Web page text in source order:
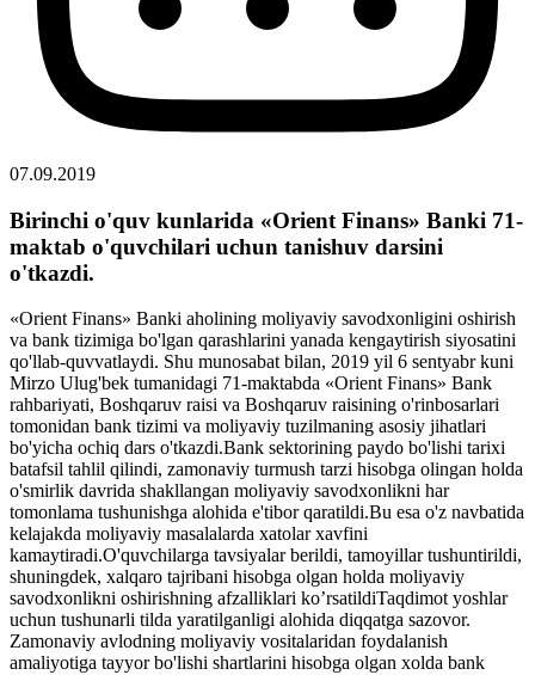
07.09.2019
Birinchi o'quv kunlarida «Orient Finans» Banki 71-
maktab o'quvchilari uchun tanishuv darsini
o'tkazdi.
«Orient Finans» Banki aholining moliyaviy savodxonligini oshirish
va bank tizimiga bo'lgan qarashlarini yanada kengaytirish siyosatini
qo'llab-quvvatlaydi. Shu munosabat bilan, 2019 yil 6 sentyabr kuni
Mirzo Ulug'bek tumanidagi 71-maktabda «Orient Finans» Bank
rahbariyati, Boshqaruv raisi va Boshqaruv raisining o'rinbosarlari
tomonidan bank tizimi va moliyaviy tuzilmaning asosiy jihatlari
bo'yicha ochiq dars o'tkazdi.Bank sektorining paydo bo'lishi tarixi
batafsil tahlil qilindi, zamonaviy turmush tarzi hisobga olingan holda
o'smirlik davrida shakllangan moliyaviy savodxonlikni har
tomonlama tushunishga alohida e'tibor qaratildi.Bu esa o'z navbatida
kelajakda moliyaviy masalalarda xatolar xavfini
kamaytiradi.O'quvchilarga tavsiyalar berildi, tamoyillar tushuntirildi,
shuningdek, xalqaro tajribani hisobga olgan holda moliyaviy
savodxonlikni oshirishning afzalliklari ko’rsatildiTaqdimot yoshlar
uchun tushunarli tilda yaratilganligi alohida diqqatga sazovor.
Zamonaviy avlodning moliyaviy vositalaridan foydalanish
amaliyotiga tayyor bo'lishi shartlarini hisobga olgan xolda bank